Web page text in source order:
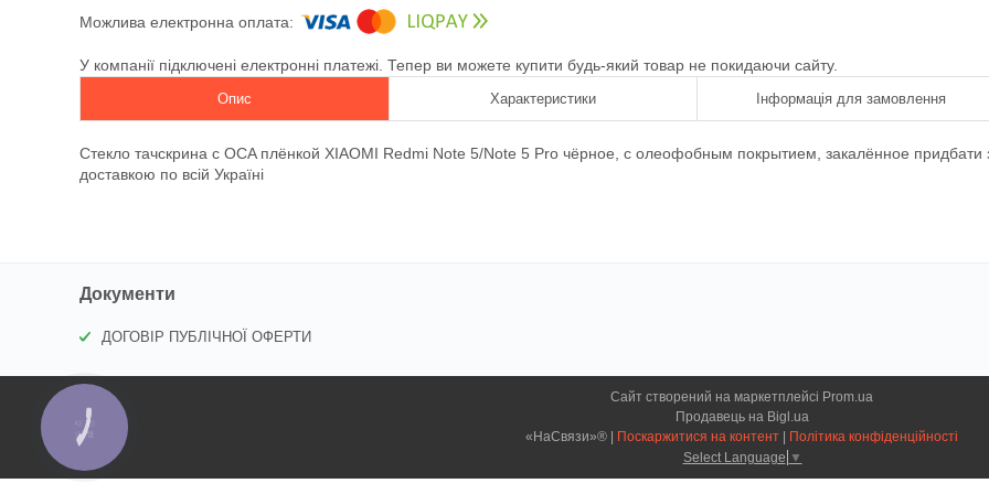
У компанії підключені електронні платежі. Тепер ви можете купити будь-який товар не покидаючи сайту.
Опис Характеристики Інформація для замовлення
Стекло тачскрина c OCA плёнкой XIAOMI Redmi Note 5/Note 5 Pro чёрное, с олеофобным покрытием, закалённое придбати
доставкою по всій Україні
Документи
ДОГОВІР ПУБЛІЧНОЇ ОФЕРТИ
Сайт створений на маркетплейсі Prom.ua
Продавець на Bigl.ua
Поскаржитися на контент
Політика конфіденційності
Select Language ▼
КНОПКА
ЗВ'ЯЗКУ